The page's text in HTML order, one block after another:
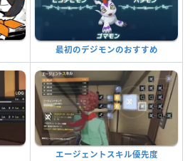
最初のデジモンのおすすめ
エージェントスキル優先度